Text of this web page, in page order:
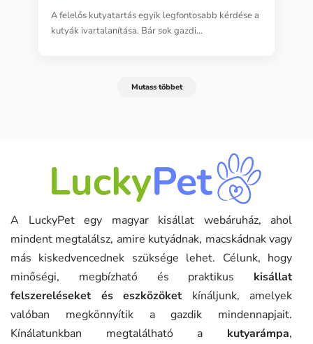
A felelős kutyatartás egyik legfontosabb kérdése a
kutyák ivartalanítása. Bár sok gazdi…
Mutass többet
A LuckyPet egy magyar kisállat webáruház, ahol
mindent megtalálsz, amire kutyádnak, macskádnak vagy
más kiskedvencednek szüksége lehet. Célunk, hogy
minőségi, megbízható és praktikus kisállat
felszereléseket és eszközöket kínáljunk, amelyek
valóban megkönnyítik a gazdik mindennapjait.
Kínálatunkban megtalálható a kutyarámpa,